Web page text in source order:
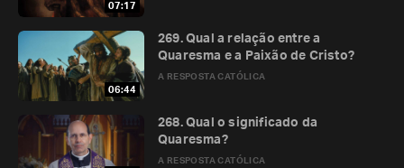
07:17
06:44
A RESPOSTA CATÓLICA
269. Qual a relação entre a
Quaresma e a Paixão de Cristo?
A RESPOSTA CATÓLICA
268. Qual o significado da
Quaresma?